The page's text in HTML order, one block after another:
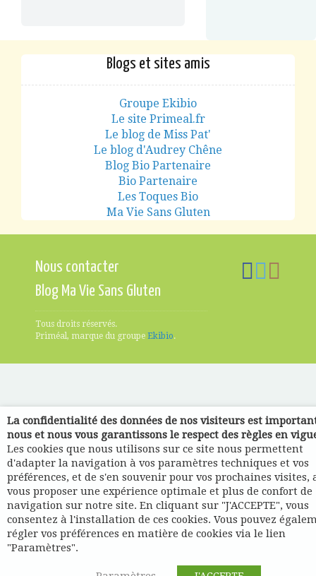
Blogs et sites amis
Groupe Ekibio
Le site Primeal.fr
Le blog de Miss Pat'
Le blog d'Audrey Chêne
Blog Bio Partenaire
Bio Partenaire
Les Toques Bio
Ma Vie Sans Gluten
Nous contacter
Blog Ma Vie Sans Gluten
Tous droits réservés.
Priméal, marque du groupe Ekibio.
La confidentialité des données de nos visiteurs est
nous et nous vous garantissons le respect des règles en
Les cookies que nous utilisons sur ce site nous permettent
d'adapter la navigation à vos paramètres techniques et vos
préférences, et de s'en souvenir pour vos prochaines visites,
vous proposer une expérience optimale et plus de confort de
navigation sur notre site. En cliquant sur "J'ACCEPTE", vous
consentez à l'installation de ces cookies. Vous pouvez
régler vos préférences en matière de cookies via le lien
"Paramètres".